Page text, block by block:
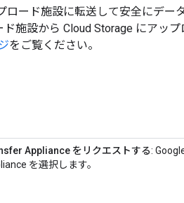
ロード施設に転送して安全にデー
施設から Cloud Storage にアッ
をご覧ください。
Appliance をリクエストする:
を選択します。